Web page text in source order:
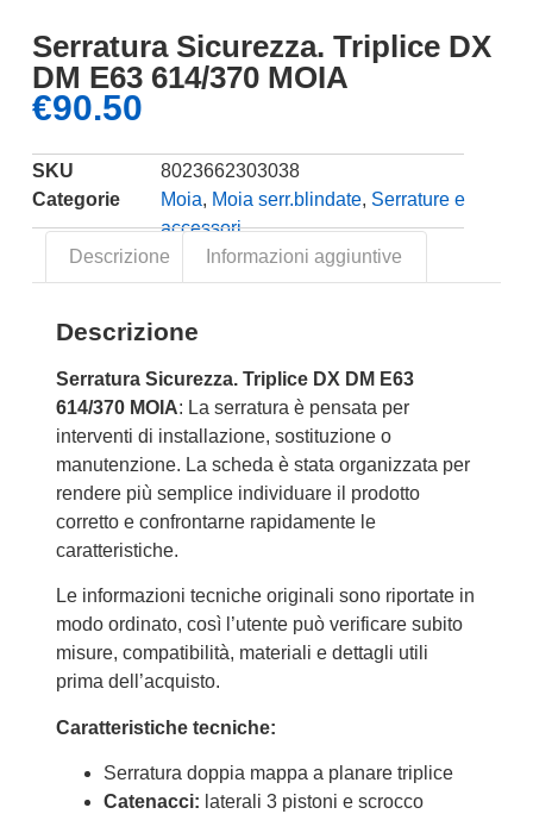
Serratura Sicurezza. Triplice DX
DM E63 614/370 MOIA
€90.50
SKU
8023662303038
Categorie
Moia, Moia serr.blindate, Serrature e
accessori
Descrizione
Informazioni aggiuntive
Descrizione
Serratura Sicurezza. Triplice DX DM E63
614/370 MOIA: La serratura è pensata per
interventi di installazione, sostituzione o
manutenzione. La scheda è stata organizzata per
rendere più semplice individuare il prodotto
corretto e confrontarne rapidamente le
caratteristiche.
Le informazioni tecniche originali sono riportate in
modo ordinato, così l’utente può verificare subito
misure, compatibilità, materiali e dettagli utili
prima dell’acquisto.
Caratteristiche tecniche:
Serratura doppia mappa a planare triplice
Catenacci: laterali 3 pistoni e scrocco